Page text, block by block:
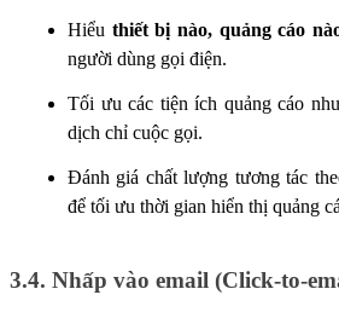
Hiểu thiết bị nào, quảng cáo
người dùng gọi điện.
Tối ưu các tiện ích quảng cáo
dịch chỉ cuộc gọi.
Đánh giá chất lượng tương tác
để tối ưu thời gian hiển thị quảng
3.4. Nhấp vào email (Click-to-